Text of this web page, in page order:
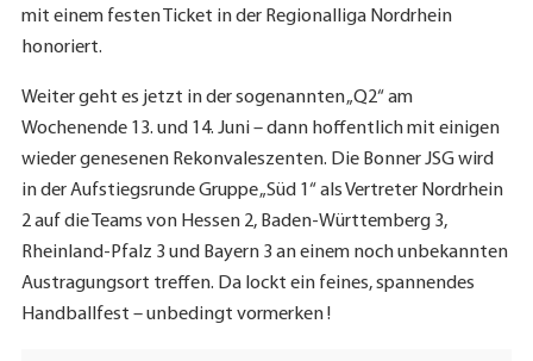
mit einem festen Ticket in der Regionalliga Nordrhein
honoriert.
Weiter geht es jetzt in der sogenannten „Q2“ am
Wochenende 13. und 14. Juni – dann hoffentlich mit einigen
wieder genesenen Rekonvaleszenten. Die Bonner JSG wird
in der Aufstiegsrunde Gruppe „Süd 1“ als Vertreter Nordrhein
2 auf die Teams von Hessen 2, Baden-Württemberg 3,
Rheinland-Pfalz 3 und Bayern 3 an einem noch unbekannten
Austragungsort treffen. Da lockt ein feines, spannendes
Handballfest – unbedingt vormerken !